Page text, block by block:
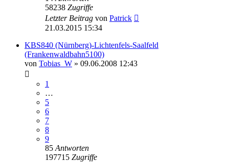
58238 Zugriffe
Letzter Beitrag von Patrick
21.03.2015 15:34
KBS840 (Nürnberg)-Lichtenfels-Saalfeld
(Frankenwaldbahn5100)
von Tobias_W » 09.06.2008 12:43
1
…
5
6
7
8
9
85 Antworten
197715 Zugriffe